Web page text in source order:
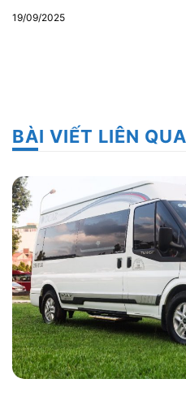
19/09/2025
BÀI VIẾT LIÊN